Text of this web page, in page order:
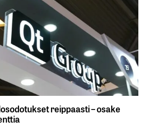
reippaasti – osake